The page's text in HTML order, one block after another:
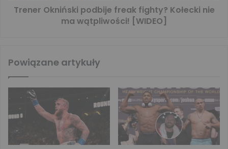
Trener Okniński podbije freak fighty? Kołecki nie
ma wątpliwości! [WIDEO]
Powiązane artykuły